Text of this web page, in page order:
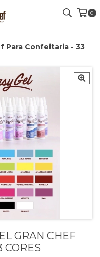
0
Para Confeitaria - 33
GRAN CHEF
CORES